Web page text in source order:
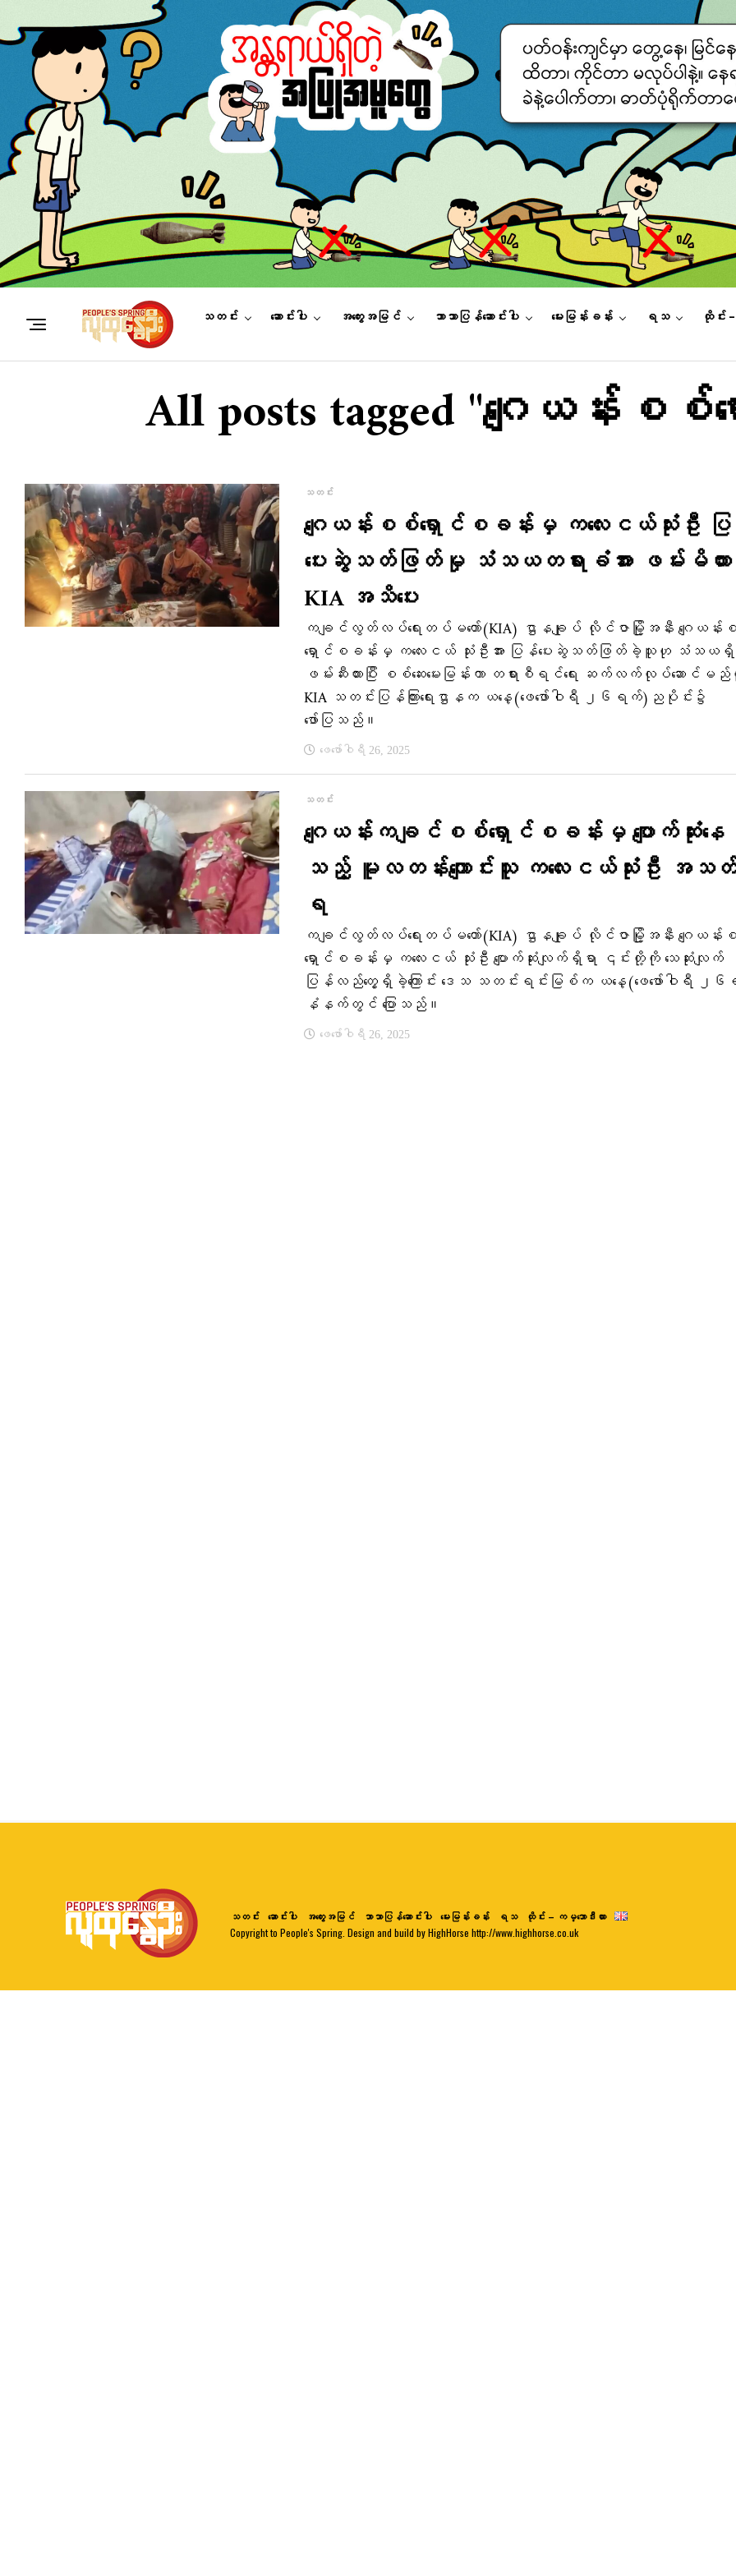
သတင်း ဆောင်းပါး အတွေးအမြင် ဘာသာပြန်ဆောင်းပါး မေးမြန်းခန်း ရသ ထိုင်း –
All posts tagged "ဂျေယန်းစ
သတင်း
ဂျေယန်းစစ်ရှောင်စခန်းမှ ကလေးငယ်သုံးဦး ပ
ပေးဆွဲသတ်ဖြတ်မှု သံသယတရားခံအား ဖမ်းမိထာ
KIA အသိပေး
ကချင်လွတ်လပ်ရေးတပ်မတော်(KIA) ဌာနချုပ် လိုင်ဇာမြို့အနီး ဂျေယန်
ရှောင်စခန်းမှ ကလေးငယ် သုံးဦးအား ပြန်ပေးဆွဲသတ်ဖြတ်ခဲ့သူဟု သံသ
ဖမ်းဆီးထားပြီး စစ်ဆေးမေးမြန်းကာ တရားစီရင်ရေး ဆက်လက်လုပ်ဆောင်မ
KIA သတင်းပြန်ကြားရေးဌာနက ယနေ့(ဖေဖော်ဝါရီ ၂၆ရက်)ညပိုင်း၌
ဖော်ပြသည်။
ဖေ‌ဖော်ဝါရီ 26, 2025
သတင်း
ဂျေယန်းကချင်စစ်ရှောင်စခန်းမှ ပျောက်ဆုံးနေ
သည့် မူလတန်းကျောင်းသူ ကလေးငယ်သုံးဦး အ
ရ
ကချင်လွတ်လပ်ရေးတပ်မတော်(KIA) ဌာနချုပ် လိုင်ဇာမြို့အနီး ဂျေယန်
ရှောင်စခန်းမှ ကလေးငယ် သုံးဦး ပျောက်ဆုံးလျက်ရှိရာ ၎င်းတို့ကို သေဆုံးလျက်
ပြန်လည်တွေ့ရှိခဲ့ကြောင်း ဒေသ သတင်းရင်းမြစ်က ယနေ့(ဖေဖော်ဝါရီ ၂
နံနက်တွင် ပြောသည်။
ဖေ‌ဖော်ဝါရီ 26, 2025
သတင်း ဆောင်းပါး အတွေးအမြင် ဘာသာပြန်ဆောင်းပါး မေးမြန်းခန်း ရသ
ထိုင်း – ကမ္ဘောဒီးယား
Copyright to People's Spring. Design and build by HighHorse http://www.highhorse.co.uk